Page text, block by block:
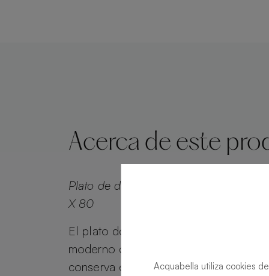
Acerca de este
Plato de ducha Alma Slate Platinum
X 80
El plato de ducha Alma Slate combina
moderno con el atractivo atemporal.
conserva el encanto del efecto
Acquabella utiliza cookies